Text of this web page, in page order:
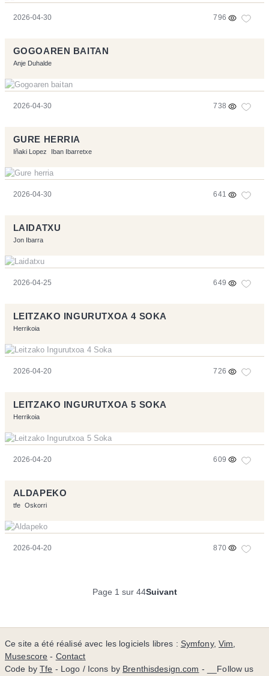
2026-04-30 796
GOGOAREN BAITAN
Anje Duhalde
2026-04-30 738
GURE HERRIA
Iñaki Lopez Iban Ibarretxe
2026-04-30 641
LAIDATXU
Jon Ibarra
2026-04-25 649
LEITZAKO INGURUTXOA 4 SOKA
Herrikoia
2026-04-20 726
LEITZAKO INGURUTXOA 5 SOKA
Herrikoia
2026-04-20 609
ALDAPEKO
tfe Oskorri
2026-04-20 870
Page 1 sur 44Suivant
Ce site a été réalisé avec les logiciels libres : Symfony,Vim,
Musescore - Contact
Code byTfe - Logo / Icons by Brenthisdesign.com - __Follow us